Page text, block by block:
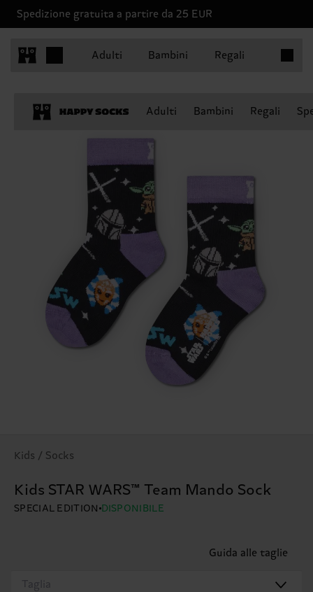
Spedizione gratuita a partire da 25 EUR
Adulti Bambini Regali
Adulti Bambini Regali
Kids / Socks
Kids STAR WARS™ Team Mando Sock
SPECIAL EDITION DISPONIBILE
Guida alle taglie
Taglia